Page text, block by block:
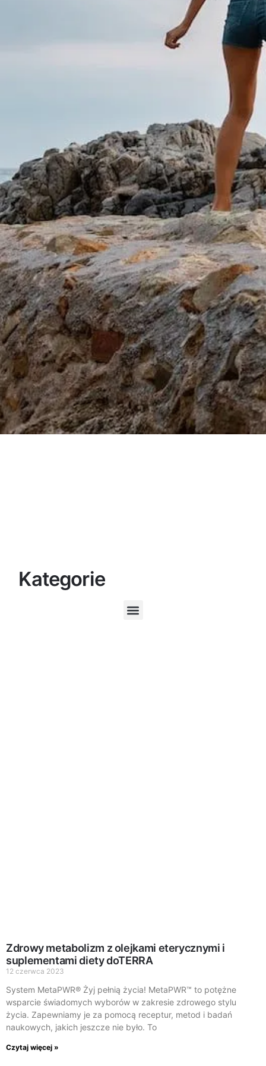
Kategorie
Zdrowy metabolizm z olejkami eterycznymi i
suplementami diety doTERRA
12 czerwca 2023
System MetaPWR® Żyj pełnią życia! MetaPWR™ to potężne
wsparcie świadomych wyborów w zakresie zdrowego stylu
życia. Zapewniamy je za pomocą receptur, metod i badań
naukowych, jakich jeszcze nie było. To
Czytaj więcej »